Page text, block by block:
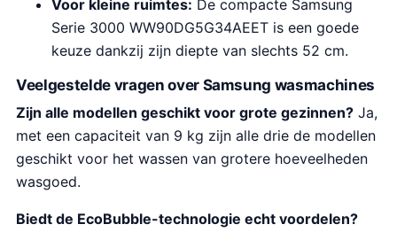
Voor kleine ruimtes: De compacte Samsung
Serie 3000 WW90DG5G34AEET is een goede
keuze dankzij zijn diepte van slechts 52 cm.
Veelgestelde vragen over Samsung wasmachines
Zijn alle modellen geschikt voor grote gezinnen? Ja,
met een capaciteit van 9 kg zijn alle drie de modellen
geschikt voor het wassen van grotere hoeveelheden
wasgoed.
Biedt de EcoBubble-technologie echt voordelen?